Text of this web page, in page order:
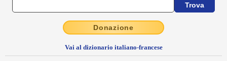
Donazione
Vai al dizionario italiano-francese